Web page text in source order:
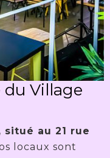
du Village
au 21 rue
locaux sont